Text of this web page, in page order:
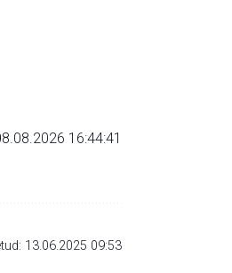
16:44:41
13.06.2025 09:53